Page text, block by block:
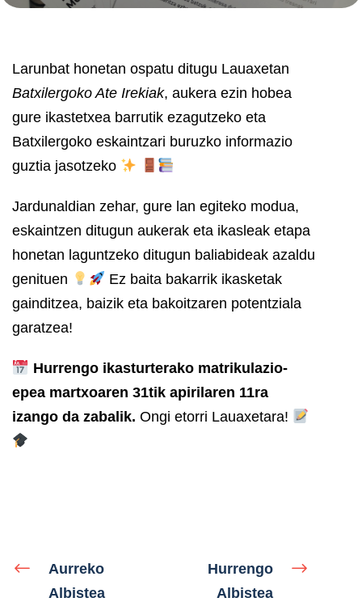
Larunbat honetan ospatu ditugu Lauaxetan
Batxilergoko Ate Irekiak, aukera ezin hobea
gure ikastetxea barrutik ezagutzeko eta
Batxilergoko eskaintzari buruzko informazio
guztia jasotzeko
Jardunaldian zehar, gure lan egiteko modua,
eskaintzen ditugun aukerak eta ikasleak etapa
honetan laguntzeko ditugun baliabideak azaldu
genituen
Ez baita bakarrik ikasketak
gainditzea, baizik eta bakoitzaren potentziala
garatzea!
Hurrengo ikasturterako matrikulazio-
epea martxoaren 31tik apirilaren 11ra
izango da zabalik. Ongi etorri Lauaxetara!
Aurreko
Albistea
Hurrengo
Albistea